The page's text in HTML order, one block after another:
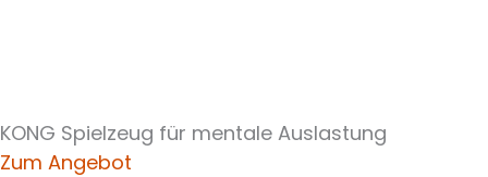
KONG Spielzeug für mentale Auslastung
Zum Angebot